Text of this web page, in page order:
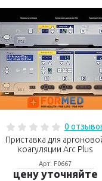
0
Приставка для
коагуляции Arc Plus
Арт: F0667
цену уточняйте